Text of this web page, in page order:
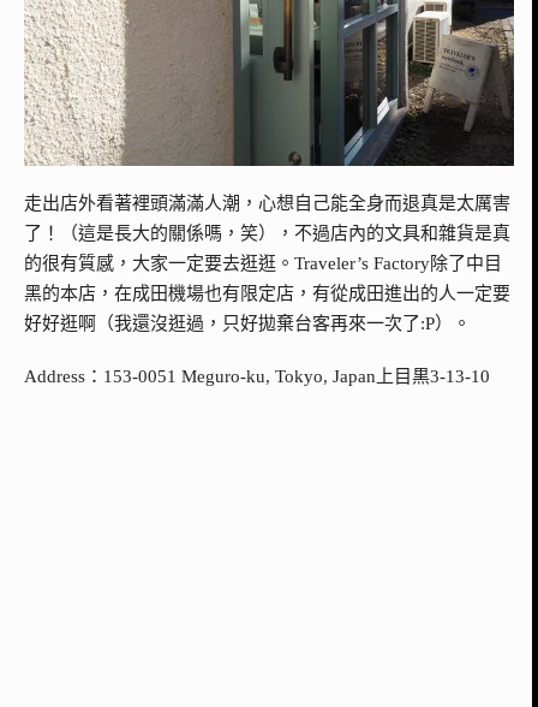
走出店外看著裡頭滿滿人潮，心想自己能全身而退真是太厲害
了！（這是長大的關係嗎，笑），不過店內的文具和雜貨是真
的很有質感，大家一定要去逛逛。Traveler’s Factory除了中目
黑的本店，在成田機場也有限定店，有從成田進出的人一定要
好好逛啊（我還沒逛過，只好拋棄台客再來一次了:P）。
Address：153-0051 Meguro-ku, Tokyo, Japan上目黒3-13-10